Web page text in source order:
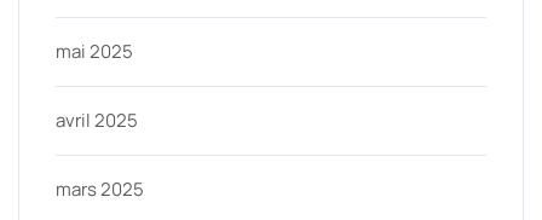
mai 2025
avril 2025
mars 2025